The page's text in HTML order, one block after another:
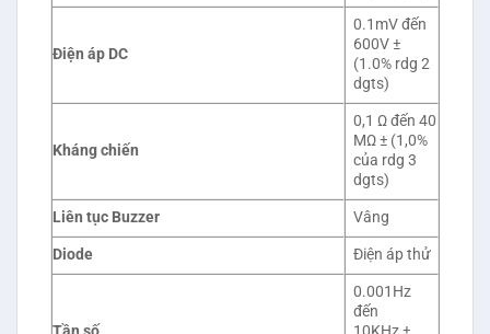
Điện áp DC
0.1mV đến
600V ±
(1.0% rdg 2
dgts)
Kháng chiến
0,1 Ω đến 40
MΩ ± (1,0%
của rdg 3
dgts)
Liên tục Buzzer
Vâng
Diode
Điện áp thử
0.001Hz
đến